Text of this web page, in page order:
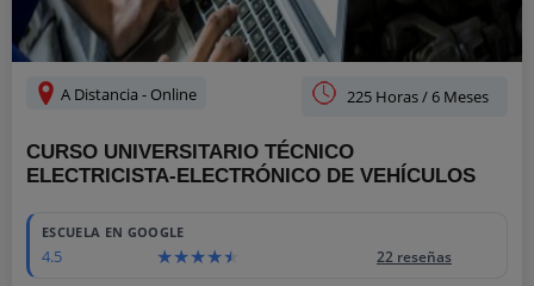
A Distancia - Online 225 Horas / 6 Meses
CURSO UNIVERSITARIO TÉCNICO
ELECTRICISTA-ELECTRÓNICO DE VEHÍCULOS
ESCUELA EN GOOGLE
4.5 22 reseñas